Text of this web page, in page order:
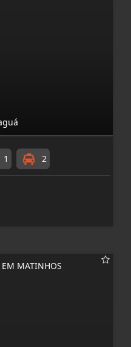
1 2
MATINHOS